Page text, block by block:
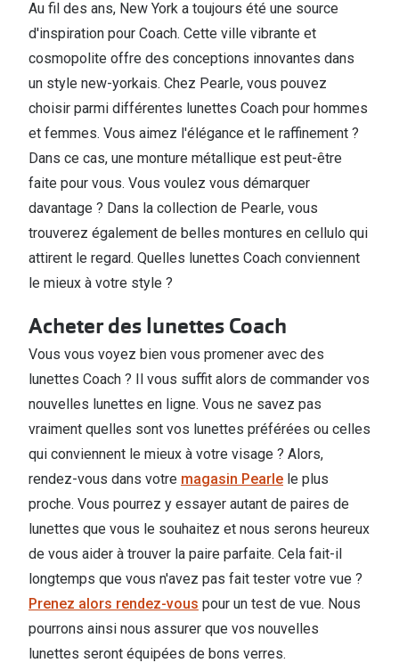
Au fil des ans, New York a toujours été une source
d'inspiration pour Coach. Cette ville vibrante et
cosmopolite offre des conceptions innovantes dans
un style new-yorkais. Chez Pearle, vous pouvez
choisir parmi différentes lunettes Coach pour hommes
et femmes. Vous aimez l'élégance et le raffinement ?
Dans ce cas, une monture métallique est peut-être
faite pour vous. Vous voulez vous démarquer
davantage ? Dans la collection de Pearle, vous
trouverez également de belles montures en cellulo qui
attirent le regard. Quelles lunettes Coach conviennent
le mieux à votre style ?
Acheter des lunettes Coach
Vous vous voyez bien vous promener avec des
lunettes Coach ? Il vous suffit alors de commander vos
nouvelles lunettes en ligne. Vous ne savez pas
vraiment quelles sont vos lunettes préférées ou celles
qui conviennent le mieux à votre visage ? Alors,
rendez-vous dans votre magasin Pearle le plus
proche. Vous pourrez y essayer autant de paires de
lunettes que vous le souhaitez et nous serons heureux
de vous aider à trouver la paire parfaite. Cela fait-il
longtemps que vous n'avez pas fait tester votre vue ?
Prenez alors rendez-vous pour un test de vue. Nous
pourrons ainsi nous assurer que vos nouvelles
lunettes seront équipées de bons verres.